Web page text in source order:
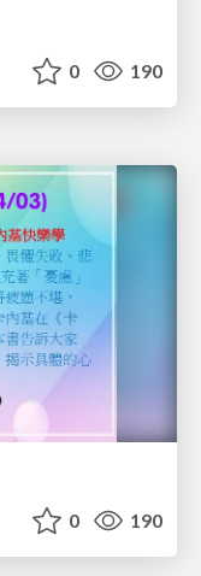
0 190
0 190